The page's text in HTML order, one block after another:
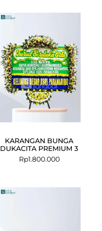
KARANGAN BUNGA
DUKACITA PREMIUM 3
Rp1.800.000